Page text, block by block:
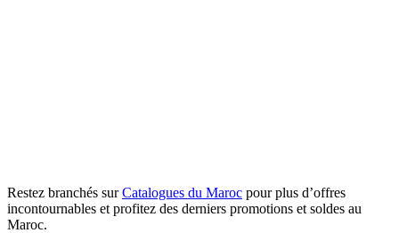
Restez branchés surCatalogues du Maroc pour plus d’offres
incontournables et profitez des derniers promotions et soldes au
Maroc.